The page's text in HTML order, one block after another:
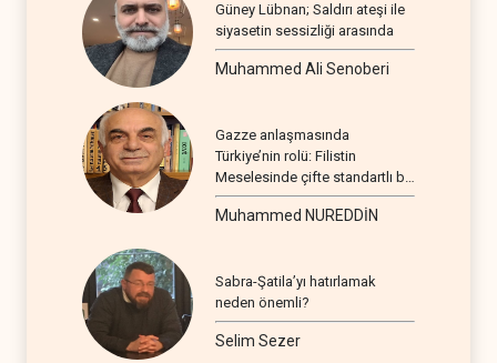
Güney Lübnan; Saldırı ateşi ile
siyasetin sessizliği arasında
Muhammed Ali Senoberi
Gazze anlaşmasında
Türkiye’nin rolü: Filistin
Meselesinde çifte standartlı bir
seyir
Muhammed NUREDDİN
Sabra-Şatila’yı hatırlamak
neden önemli?
Selim Sezer